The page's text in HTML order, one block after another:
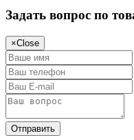
Задать вопрос по
×Close